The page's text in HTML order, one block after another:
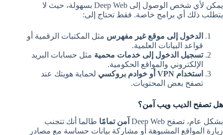
يمكن لأي شخص الوصول إلى Deep Web بسهولة، حيث لا
يتطلب ذلك أي برامج خاصة. فقط تحتاج إلى:
الدخول إلى موقع غير مفهرس مثل المكتبات الرقمية أو
قواعد البيانات العلمية.
تسجيل الدخول إلى خدمات محمية مثل حسابات البريد
الإلكتروني والمواقع الحكومية.
استخدام VPN أو خوادم بروكسي
لحماية هويتك عند
تصفح بعض المحتويات.
هل تصفح الديب ويب آمن؟
بشكل عام، تصفح Deep Web
آمن تمامًا طالما أنك تتجنب
زيارة المواقع المشبوهة أو مشاركة بيانات حساسة مع مصادر